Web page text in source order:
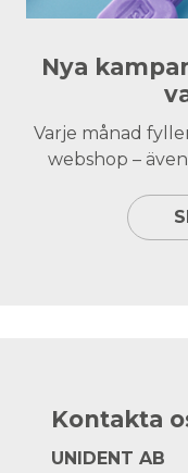
Nya
Varje månad
webshop –
Kontakta
UNIDENT AB